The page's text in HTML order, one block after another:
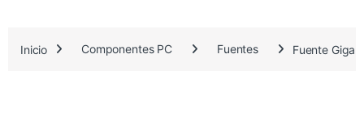
.
Inicio Componentes PC Fuentes Fuente